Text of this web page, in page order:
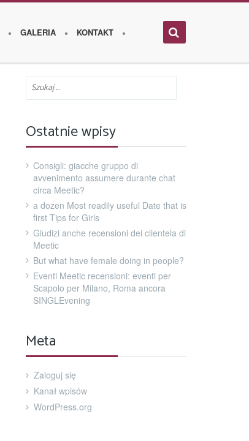
GALERIA KONTAKT
Ostatnie wpisy
Consigli: giacche gruppo di
avvenimento assumere durante chat
circa Meetic?
a dozen Most readily useful Date that is
first Tips for Girls
Giudizi anche recensioni dei clientela di
Meetic
But what have female doing in people?
Eventi Meetic recensioni: eventi per
Scapolo per Milano, Roma ancora
SINGLEvening
Meta
Zaloguj się
Kanał wpisów
WordPress.org